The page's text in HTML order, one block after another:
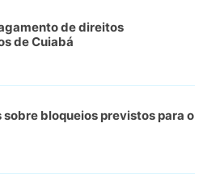
de direitos
de Cuiabá
bloqueios previstos para o